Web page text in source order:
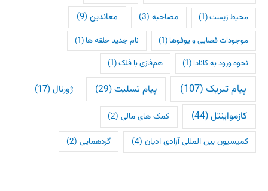
محیط زیست(1) مصاحبه(3) معاندین(9)
موجودات فضایی و یوفوها (1) نام جدید حلقه ها (1)
نحوه ورود به کانادا (1) هم‌فازی با فلک(1)
پیام تبریک(107) پیام تسلیت(29) ژورنال(17)
کازمواینتل(44) کمک های مالی(2)
کمیسیون بین المللی آزادی ادیان (4) گردهمایی(2)